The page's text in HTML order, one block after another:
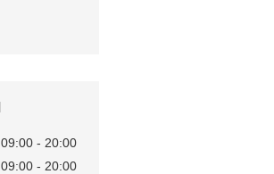
09:00 20:00
09:00 20:00